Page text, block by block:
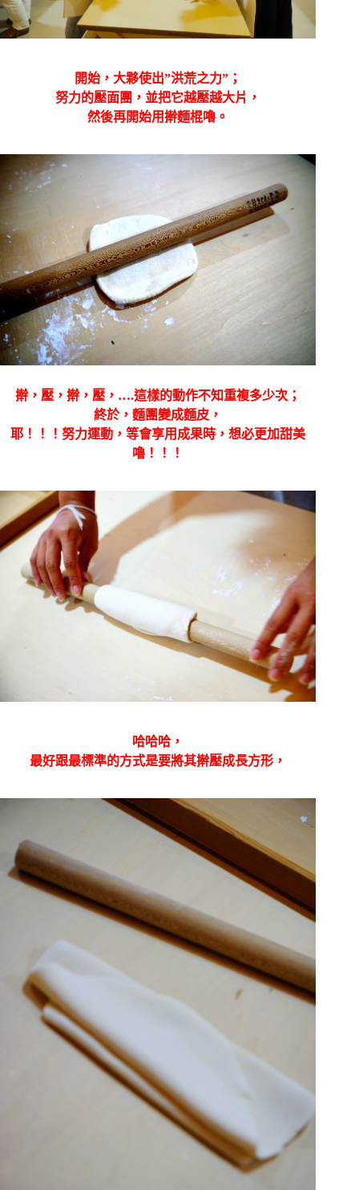
開始，大夥使出”洪荒之力”；
努力的壓面團，並把它越壓越大片，
然後再開始用擀麵棍嚕。
擀，壓，擀，壓，….這樣的動作不知重複多少次；
終於，麵團變成麵皮，
耶！！！努力運動，等會享用成果時，想必更加甜美
嚕！！！
哈哈哈，
最好跟最標準的方式是要將其擀壓成長方形，